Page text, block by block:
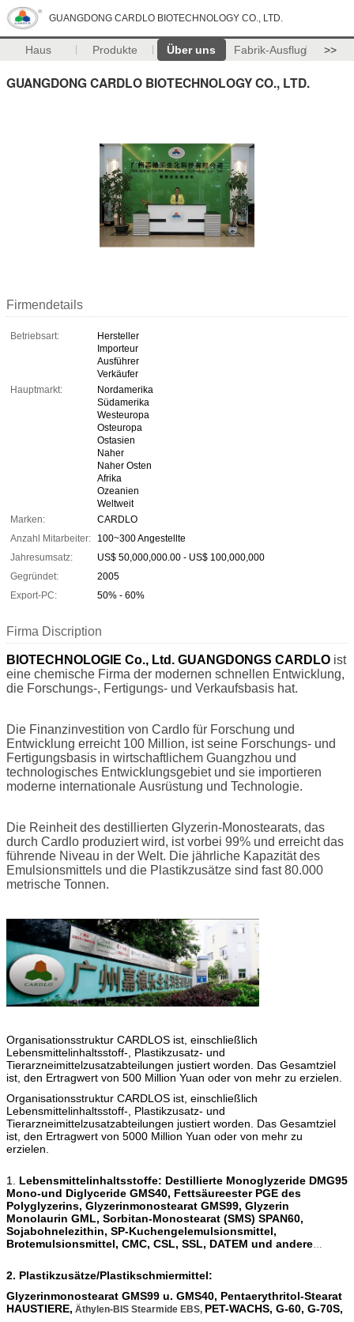
GUANGDONG CARDLO BIOTECHNOLOGY CO., LTD.
Haus Produkte Über uns Fabrik-Ausflug >>
GUANGDONG CARDLO BIOTECHNOLOGY CO., LTD.
Firmendetails
Betriebsart:
Hersteller
Importeur
Ausführer
Verkäufer
Hauptmarkt:
Nordamerika
Südamerika
Westeuropa
Osteuropa
Ostasien
Naher
Naher Osten
Afrika
Ozeanien
Weltweit
Marken:
CARDLO
Anzahl Mitarbeiter:
100~300 Angestellte
Jahresumsatz:
US$ 50,000,000.00 - US$ 100,000,000
Gegründet:
2005
Export-PC:
50% - 60%
Firma Discription
BIOTECHNOLOGIE Co., Ltd. GUANGDONGS CARDLO ist
eine chemische Firma der modernen schnellen Entwicklung,
die Forschungs-, Fertigungs- und Verkaufsbasis hat.
Die Finanzinvestition von Cardlo für Forschung und
Entwicklung erreicht 100 Million, ist seine Forschungs- und
Fertigungsbasis in wirtschaftlichem Guangzhou und
technologisches Entwicklungsgebiet und sie importieren
moderne internationale Ausrüstung und Technologie.
Die Reinheit des destillierten Glyzerin-Monostearats, das
durch Cardlo produziert wird, ist vorbei 99% und erreicht das
führende Niveau in der Welt. Die jährliche Kapazität des
Emulsionsmittels und die Plastikzusätze sind fast 80.000
metrische Tonnen.
Organisationsstruktur CARDLOS ist, einschließlich
Lebensmittelinhaltsstoff-, Plastikzusatz- und
Tierarzneimittelzusatzabteilungen justiert worden. Das Gesamtziel
ist, den Ertragwert von 500 Million Yuan oder von mehr zu erzielen.
Organisationsstruktur CARDLOS ist, einschließlich
Lebensmittelinhaltsstoff-, Plastikzusatz- und
Tierarzneimittelzusatzabteilungen justiert worden. Das Gesamtziel
ist, den Ertragwert von 5000 Million Yuan oder von mehr zu
erzielen.
1. Lebensmittelinhaltsstoffe: Destillierte Monoglyzeride DMG95
Mono-und Diglyceride GMS40, Fettsäureester PGE des
Polyglyzerins, Glyzerinmonostearat GMS99, Glyzerin
Monolaurin GML, Sorbitan-Monostearat (SMS) SPAN60,
Sojabohnelezithin, SP-Kuchengelemulsionsmittel,
Brotemulsionsmittel, CMC, CSL, SSL, DATEM und andere
2. Plastikzusätze/Plastikschmiermittel:
Glyzerinmonostearat GMS99 u. GMS40, Pentaerythritol-Stearat
HAUSTIERE, Äthylen-BIS Stearmide EBS, PET-WACHS, G-60, G-70S,